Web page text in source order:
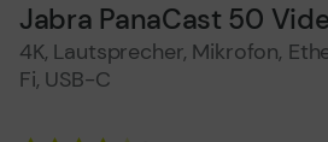
Jabra PanaCast 50
4K, Lautsprecher, Mikrofon,
Fi, USB-C